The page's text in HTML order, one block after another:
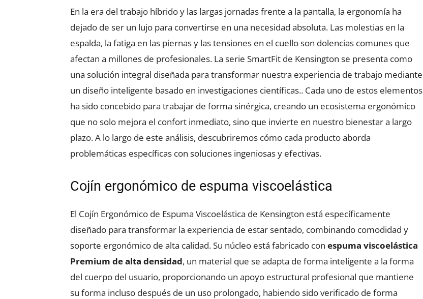
En la era del trabajo híbrido y las largas jornadas frente a la pantalla, la ergonomía ha
dejado de ser un lujo para convertirse en una necesidad absoluta. Las molestias en la
espalda, la fatiga en las piernas y las tensiones en el cuello son dolencias comunes que
afectan a millones de profesionales. La serie SmartFit de Kensington se presenta como
una solución integral diseñada para transformar nuestra experiencia de trabajo mediante
un diseño inteligente basado en investigaciones científicas.. Cada uno de estos elementos
ha sido concebido para trabajar de forma sinérgica, creando un ecosistema ergonómico
que no solo mejora el confort inmediato, sino que invierte en nuestro bienestar a largo
plazo. A lo largo de este análisis, descubriremos cómo cada producto aborda
problemáticas específicas con soluciones ingeniosas y efectivas.
Cojín ergonómico de espuma viscoelástica
El Cojín Ergonómico de Espuma Viscoelástica de Kensington está específicamente
diseñado para transformar la experiencia de estar sentado, combinando comodidad y
soporte ergonómico de alta calidad. Su núcleo está fabricado con espuma viscoelástica
Premium de alta densidad, un material que se adapta de forma inteligente a la forma
del cuerpo del usuario, proporcionando un apoyo estructural profesional que mantiene
su forma incluso después de un uso prolongado, habiendo sido verificado de forma